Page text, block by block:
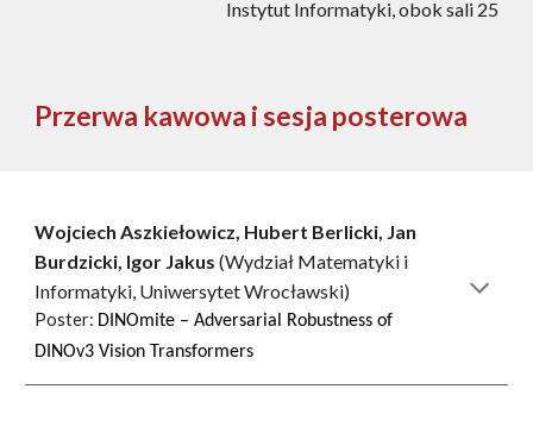
Instytut Informatyki, obok sali 25
Przerwa kawowa i sesja posterowa
Wojciech Aszkiełowicz, Hubert Berlicki, Jan
Burdzicki, Igor Jakus(Wydział Matematyki i
Informatyki, Uniwersytet Wrocławski)
Poster: DINOmite – Adversarial Robustness of
DINOv3 Vision Transformers